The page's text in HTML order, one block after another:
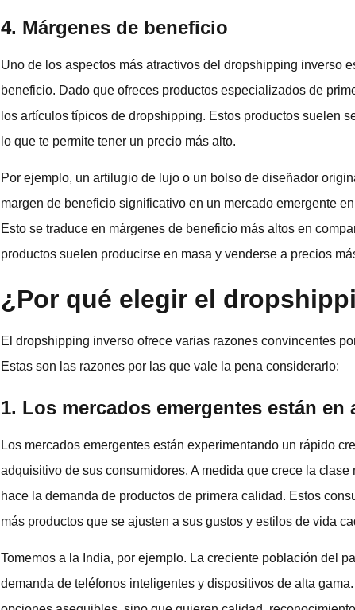
4. Márgenes de beneficio
Uno de los aspectos más atractivos del dropshipping inverso
beneficio. Dado que ofreces productos especializados de
los artículos típicos de dropshipping. Estos productos suelen
lo que te permite tener un precio más alto.
Por ejemplo, un artilugio de lujo o un bolso de diseñador
margen de beneficio significativo en un mercado emergente
Esto se traduce en márgenes de beneficio más altos en
productos suelen producirse en masa y venderse a precios
¿Por qué elegir el
El dropshipping inverso ofrece varias razones convincentes
Estas son las razones por las que vale la pena considerarlo:
1. Los mercados emergentes están en
Los mercados emergentes están experimentando un rápido
adquisitivo de sus consumidores. A medida que crece la
hace la demanda de productos de primera calidad. Estos
más productos que se ajusten a sus gustos y estilos de vida
Tomemos a la India, por ejemplo. La creciente población del
demanda de teléfonos inteligentes y dispositivos de alta